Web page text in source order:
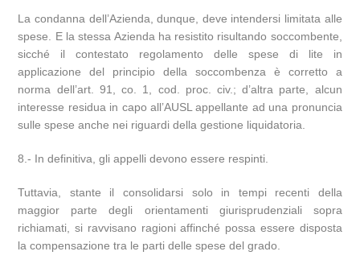
La condanna dell’Azienda, dunque, deve intendersi limitata alle
spese. E la stessa Azienda ha resistito risultando soccombente,
sicché il contestato regolamento delle spese di lite in
applicazione del principio della soccombenza è corretto a
norma dell’art. 91, co. 1, cod. proc. civ.; d’altra parte, alcun
interesse residua in capo all’AUSL appellante ad una pronuncia
sulle spese anche nei riguardi della gestione liquidatoria.
8.- In definitiva, gli appelli devono essere respinti.
Tuttavia, stante il consolidarsi solo in tempi recenti della
maggior parte degli orientamenti giurisprudenziali sopra
richiamati, si ravvisano ragioni affinché possa essere disposta
la compensazione tra le parti delle spese del grado.